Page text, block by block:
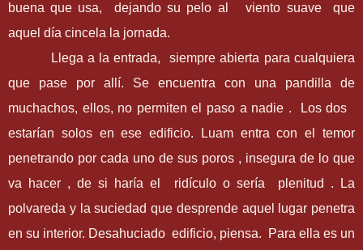
buena que usa, dejando su pelo al viento suave que
aquel día cincela la jornada.
Llega a la entrada, siempre abierta para cualquiera
que pase por allí. Se encuentra con una pandilla de
muchachos, ellos, no permiten el paso a nadie . Los dos
estarían solos en ese edificio. Luam entra con el temor
penetrando por cada uno de sus poros , insegura de lo que
va hacer , de si haría el ridículo o sería plenitud . La
polvareda y la suciedad que desprende aquel lugar penetra
en su interior. Desahuciado edificio, piensa. Para ella es un